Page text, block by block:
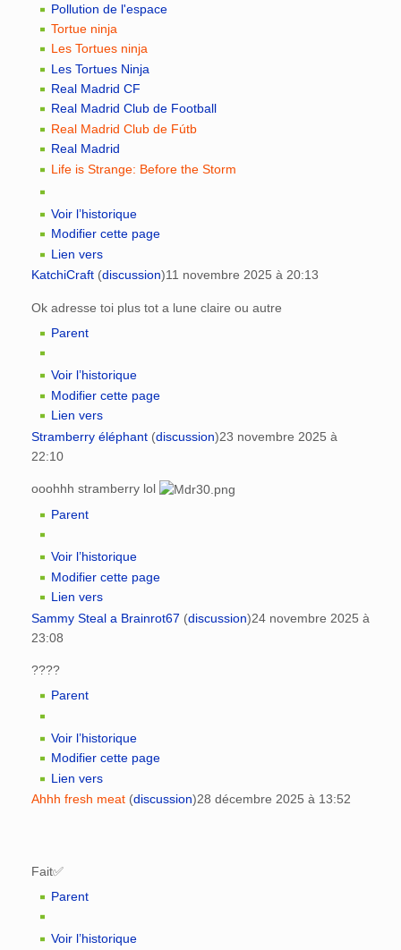
Pollution de l'espace
Tortue ninja
Les Tortues ninja
Les Tortues Ninja
Real Madrid CF
Real Madrid Club de Football
Real Madrid Club de Fútb
Real Madrid
Life is Strange: Before the Storm
Voir l’historique
Modifier cette page
Lien vers
KatchiCraft (discussion)11 novembre 2025 à 20:13
Ok adresse toi plus tot a lune claire ou autre
Parent
Voir l’historique
Modifier cette page
Lien vers
Stramberry éléphant (discussion)23 novembre 2025 à
22:10
ooohhh stramberry lol
Parent
Voir l’historique
Modifier cette page
Lien vers
Sammy Steal a Brainrot67 (discussion)24 novembre 2025 à
23:08
????
Parent
Voir l’historique
Modifier cette page
Lien vers
Ahhh fresh meat (discussion)28 décembre 2025 à 13:52
Fait✅️
Parent
Voir l’historique